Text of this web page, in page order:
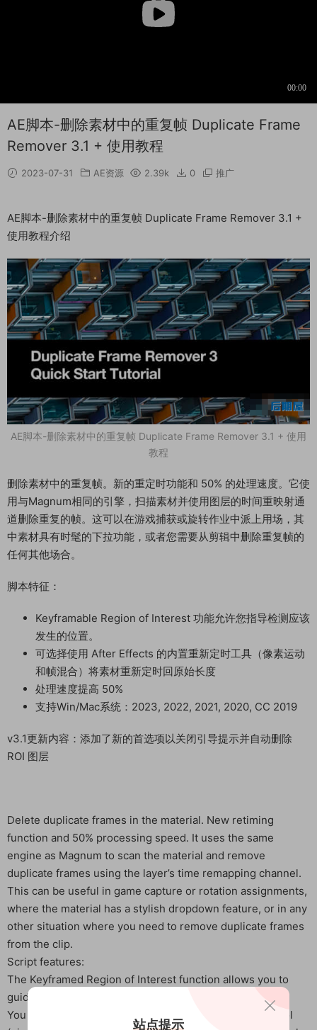
AE脚本-删除素材中的重复帧 Duplicate Frame
Remover 3.1 + 使用教程
2023-07-31 AE资源 2.39k 0 推广
AE脚本-删除素材中的重复帧 Duplicate Frame Remover 3.1 +
使用教程介绍
AE脚本-删除素材中的重复帧 Duplicate Frame Remover 3.1 + 使用
教程
删除素材中的重复帧。新的重定时功能和 50% 的处理速度。它使
用与Magnum相同的引擎，扫描素材并使用图层的时间重映射通
道删除重复的帧。这可以在游戏捕获或旋转作业中派上用场，其
中素材具有时髦的下拉功能，或者您需要从剪辑中删除重复帧的
任何其他场合。
脚本特征：
Keyframable Region of Interest 功能允许您指导检测应该
发生的位置。
可选择使用 After Effects 的内置重新定时工具（像素运动
和帧混合）将素材重新定时回原始长度
处理速度提高 50%
支持Win/Mac系统：2023, 2022, 2021, 2020, CC 2019
v3.1更新内容：添加了新的首选项以关闭引导提示并自动删除
ROI 图层
Delete duplicate frames in the material. New retiming
function and 50% processing speed. It uses the same
engine as Magnum to scan the material and remove
duplicate frames using the layer’s time remapping channel.
This can be useful in game capture or rotation assignments,
where the material has a stylish dropdown feature, or in any
other situation where you need to remove duplicate frames
from the clip.
Script features:
The Keyframed Region of Interest function allows you to
guide the detection of where it should occur.
You can choose to use After Effects’ built-in retiming tool
站点提示